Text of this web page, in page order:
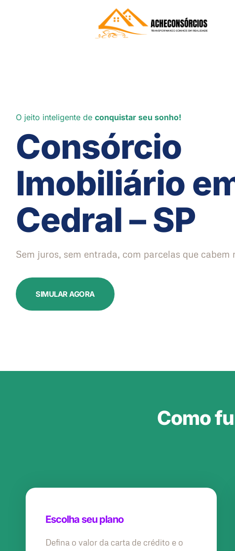
O jeito inteligente de conquistar seu sonho!
Consórcio
Imobiliário
Cedral – SP
Sem juros, sem entrada, com parcelas que cabem
SIMULAR AGORA
Como
Escolha seu plano
Defina o valor da carta de crédito e o